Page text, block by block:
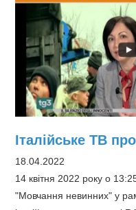
Україні
разом
із
своїм
братом.
Тепер
іншим
Італійське ТВ
18.04.2022
14 квітня 2022 року о
"Мовчання невинних" у